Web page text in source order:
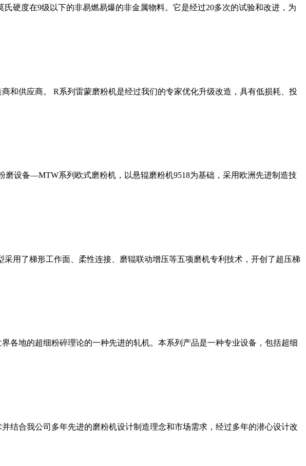
硬度在9级以下的非易燃易爆的非金属物料。它是经过20多次的试验和改进，为
和供应商。 R系列雷蒙磨粉机是经过我们的专家优化升级改造，具有低损耗、投
设备—MTW系列欧式磨粉机，以悬辊磨粉机9518为基础，采用欧洲先进制造技
用了梯形工作面、柔性连接、磨辊联动增压等五项磨机专利技术，开创了超压梯
各地的超细粉碎理论的一种先进的轧机。本系列产品是一种专业设备，包括超细
结合我公司多年先进的磨粉机设计制造理念和市场需求，经过多年的潜心设计改